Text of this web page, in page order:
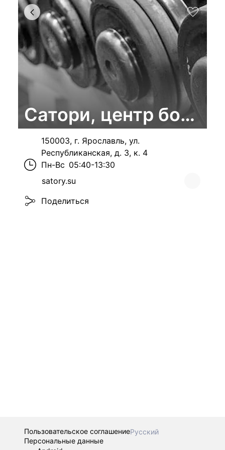
Сатори, центр
150003, г. Ярославль, ул.
Республиканская, д. 3, к. 4
Пн-Вс 05:40-13:30
satory.su
Поделиться
Пользовательское соглашениеРусский
Персональные данные